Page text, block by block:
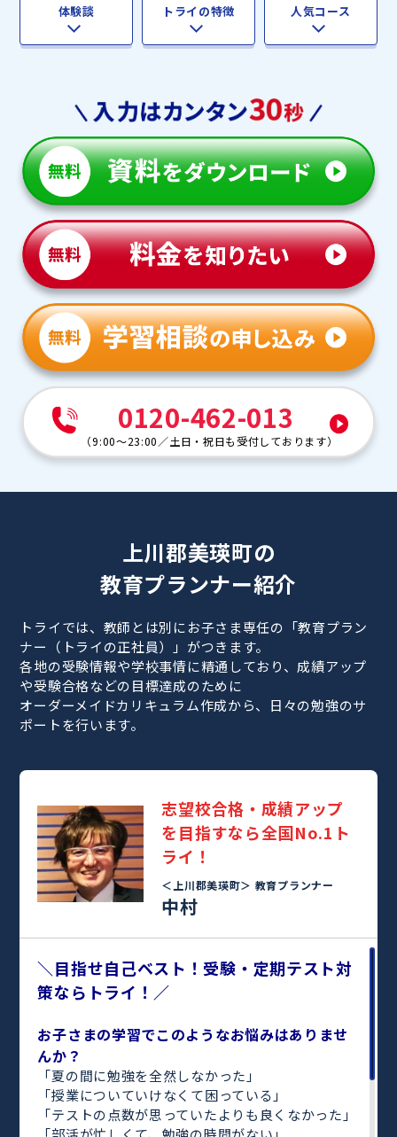
体験談 トライの特徴 人気コース
0120-462-013
（9:00～23:00 ／土日・祝日も受付しております）
上川郡美瑛町の
教育プランナー紹介
トライでは、教師とは別にお子さま専任の「教育プラン
ナー（トライの正社員）」がつきます。
各地の受験情報や学校事情に精通しており、成績アップ
や受験合格などの目標達成のために
オーダーメイドカリキュラム作成から、日々の勉強のサ
ポートを行います。
志望校合格・成績アップ
を目指すなら全国No.1ト
ライ！
＜上川郡美瑛町＞ 教育プランナー
中村
＼目指せ自己ベスト！受験・定期テスト対
策ならトライ！／
お子さまの学習でこのようなお悩みはありませ
んか？
「夏の間に勉強を全然しなかった」
「授業についていけなくて困っている」
「テストの点数が思っていたよりも良くなかった」